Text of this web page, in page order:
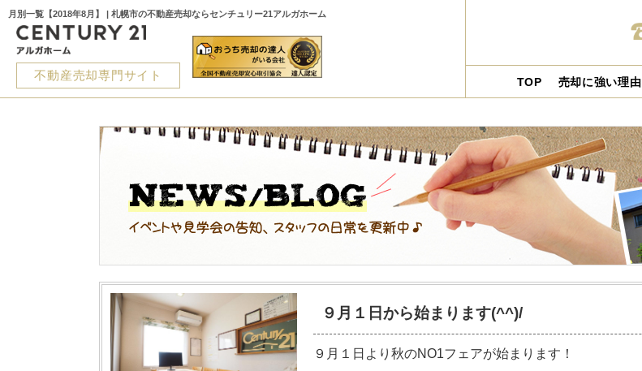
月別一覧【2018年8月】 | 札幌市の不動産売却ならセンチュリー21アルガホーム
不動産売却専門サイト TOP 売却に強い理由
９月１日から始まります(^^)/
９月１日より秋のNO1フェアが始まります！